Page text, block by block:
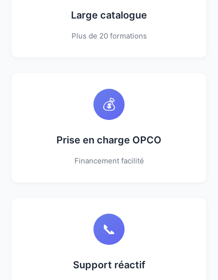
Large catalogue
Plus de 20 formations
💰
Prise en charge OPCO
Financement facilité
📞
Support réactif